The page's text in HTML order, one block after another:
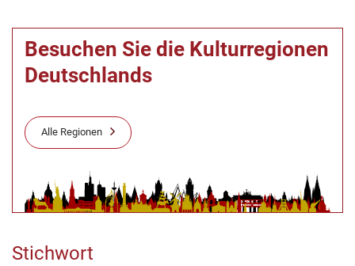
Besuchen Sie die Kulturregionen
Deutschlands
Alle Regionen
Stichwort